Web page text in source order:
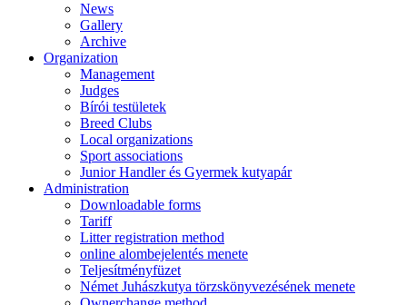
News
Gallery
Archive
Organization
Management
Judges
Bírói testületek
Breed Clubs
Local organizations
Sport associations
Junior Handler és Gyermek kutyapár
Administration
Downloadable forms
Tariff
Litter registration method
online alombejelentés menete
Teljesítményfüzet
Német Juhászkutya törzskönyvezésének menete